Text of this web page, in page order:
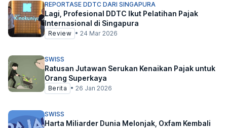
REPORTASE DDTC DARI SINGAPURA
Lagi, Profesional DDTC Ikut Pelatihan Pajak
Internasional di Singapura
Review • 24 Mar 2026
SWISS
Ratusan Jutawan Serukan Kenaikan Pajak untuk
Orang Superkaya
Berita • 26 Jan 2026
SWISS
Harta Miliarder Dunia Melonjak, Oxfam Kembali